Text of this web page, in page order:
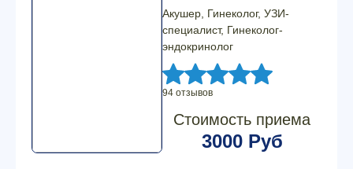
Акушер, Гинеколог, УЗИ-
специалист, Гинеколог-
эндокринолог
94 отзывов
Стоимость приема
3000 Руб